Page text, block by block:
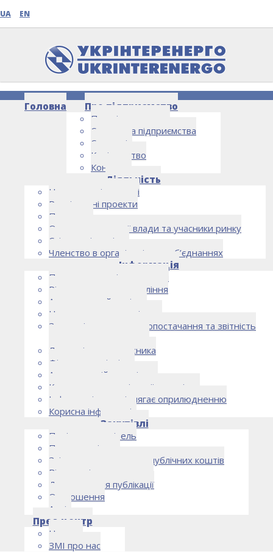
UA EN
Головна
Про підприємство
Про підприємство
Структура підприємства
Стратегія
Керівництво
Контакти
Діяльність
Напрямки діяльності
Реалізовані проекти
Партнери
Органи державної влади та учасники ринку
Спільна діяльність
Членство в організаціях та об’єднаннях
Інформація
Правоустановчі документи
Рішення органу управління
Аудиторський комітет
Нормативно-правові акти
Загальні умови електропостачання та звітність
Лист очікувань власника
Фінансова звітність
Антикорупційна політика
Кодекс етики та ділової поведінки
Інформація, що підлягає оприлюдненню
Корисна інформація
Закупівлі
Політика закупівель
План закупівель
Звіт про використання публічних коштів
Відомості про договори
Договори для публікації
Оголошення
Архів
Прес-центр
Новини
ЗМІ про нас
НОВИНИ